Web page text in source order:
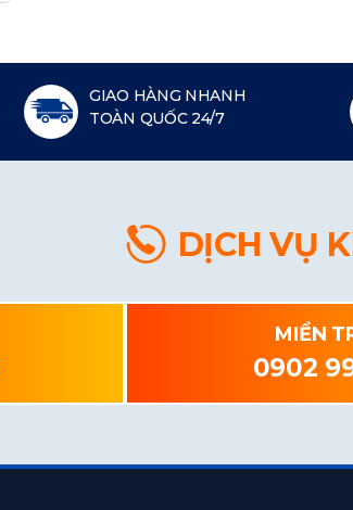
GIAO HÀNG NHANH
TOÀN QUỐC 24/7
DỊCH VỤ
MIỀN
0902